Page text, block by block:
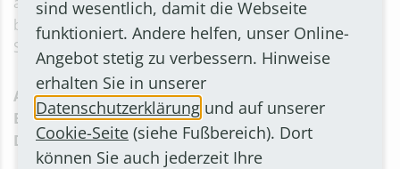
bitten wir Sie, sich persönlich an Ihr zuständiges
Standesamt zu wenden.
Ausländische Mitbürger erhalten ein
Ehefähigkeitszeugnis zur Eheschließung in
Deutschland nur von Ihren Heimatbehörden.
sind wesentlich, damit die Webseite
funktioniert. Andere helfen, unser Online-
Angebot stetig zu verbessern. Hinweise
erhalten Sie in unserer
Datenschutzerklärung und auf unserer
Cookie-Seite (siehe Fußbereich). Dort
können Sie auch jederzeit Ihre